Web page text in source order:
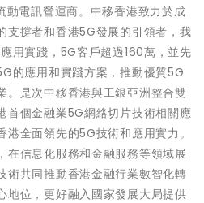
電訊營運商。中移香港致力於成
支撐者和香港5G發展的引領者，我
用實踐，5G客戶超過160萬，並先
的應用和實踐方案，推動優質5G
。是次中移香港與工銀亞洲整合雙
首個金融業5G網絡切片技術相關應
全面領先的5G技術和應用實力。
在信息化服務和金融服務等領域展
術共同推動香港金融行業數智化轉
地位，更好融入國家發展大局提供